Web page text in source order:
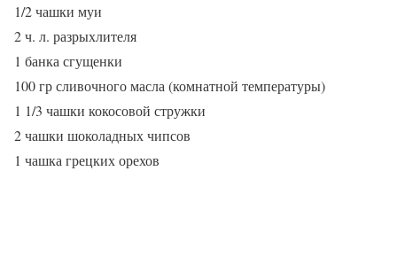
1/2 чашки муи
2 ч. л. разрыхлителя
1 банка сгущенки
100 гр сливочного масла (комнатной температуры)
1 1/3 чашки кокосовой стружки
2 чашки шоколадных чипсов
1 чашка грецких орехов